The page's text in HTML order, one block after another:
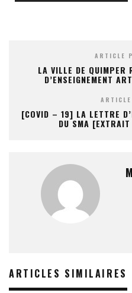
ARTICLE
LA VILLE DE QUIMPER
D’ENSEIGNEMENT
[COVID – 19] LA LETTRE
DU SMA
ARTICLES SIMILAIRES